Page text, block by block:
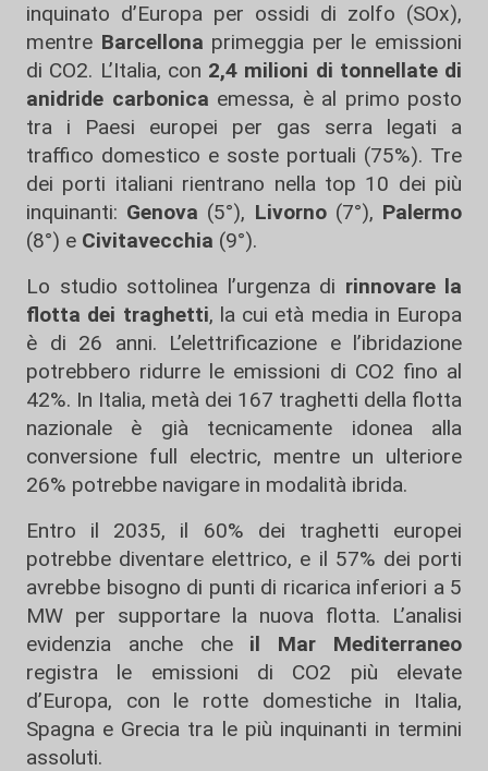
inquinato d’Europa per ossidi di zolfo (SOx),
mentre Barcellona primeggia per le emissioni
di CO2. L’Italia, con 2,4 milioni di tonnellate di
anidride carbonica emessa, è al primo posto
tra i Paesi europei per gas serra legati a
traffico domestico e soste portuali (75%). Tre
dei porti italiani rientrano nella top 10 dei più
inquinanti: Genova (5°), Livorno(7°), Palermo
(8°) e Civitavecchia (9°).
Lo studio sottolinea l’urgenza di rinnovare la
flotta dei traghetti, la cui età media in Europa
è di 26 anni. L’elettrificazione e l’ibridazione
potrebbero ridurre le emissioni di CO2 fino al
42%. In Italia, metà dei 167 traghetti della flotta
nazionale è già tecnicamente idonea alla
conversione full electric, mentre un ulteriore
26% potrebbe navigare in modalità ibrida.
Entro il 2035, il 60% dei traghetti europei
potrebbe diventare elettrico, e il 57% dei porti
avrebbe bisogno di punti di ricarica inferiori a 5
MW per supportare la nuova flotta. L’analisi
evidenzia anche che il Mar Mediterraneo
registra le emissioni di CO2 più elevate
d’Europa, con le rotte domestiche in Italia,
Spagna e Grecia tra le più inquinanti in termini
assoluti.